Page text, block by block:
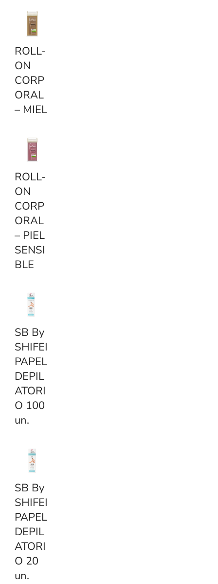
ROLL-
ON
CORP
ORAL
– MIEL
ROLL-
ON
CORP
ORAL
– PIEL
SENSI
BLE
SB By
SHIFEI
PAPEL
DEPIL
ATORI
O 100
un.
SB By
SHIFEI
PAPEL
DEPIL
ATORI
O 20
un.